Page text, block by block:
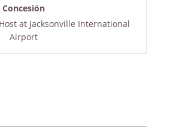
Concesión
at Jacksonville International
Airport